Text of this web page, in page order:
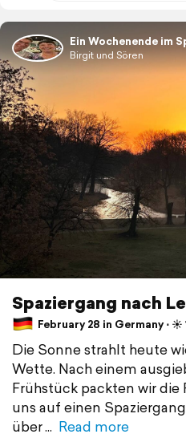
Ein Wochenende im
Birgit und Sören
Spaziergang nach
February 28 in Germany ⋅ ☀️
Die Sonne strahlt heute
Wette. Nach einem
Frühstück packten wir
uns auf einen
über
Read more